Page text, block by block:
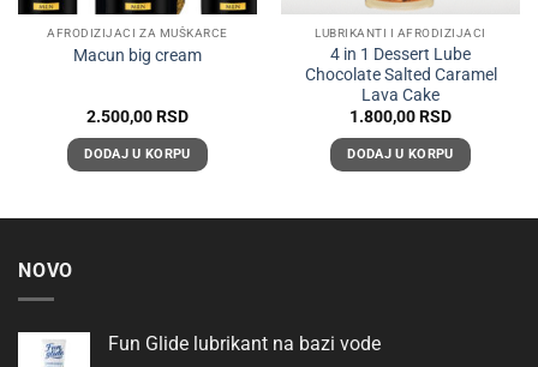
AFRODIZIJACI ZA MUŠKARCE
Macun big cream
2.500,00RSD
DODAJ U KORPU
LUBRIKANTI I AFRODIZIJACI
4 in 1 Dessert Lube
Chocolate Salted Caramel
Lava Cake
1.800,00RSD
DODAJ U KORPU
NOVO
Fun Glide lubrikant na bazi vode